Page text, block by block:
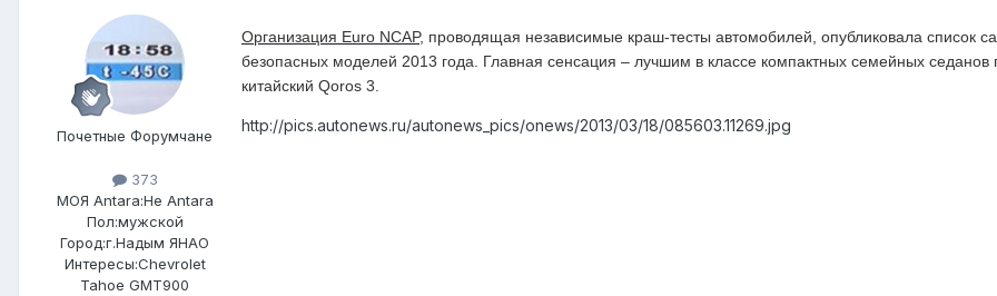
Почетные Форумчане
373
МОЯ Antara:Не Antara
Пол:мужской
Город:г.Надым ЯНАО
Интересы:Chevrolet
Tahoe GMT900
Организация Euro NCAP, проводящая независимые краш-тесты автомобилей, опубликовала список
безопасных моделей 2013 года. Главная сенсация – лучшим в классе компактных семейных седанов
китайский Qoros 3.
http://pics.autonews.ru/autonews_pics/onews/2013/03/18/085603.11269.jpg